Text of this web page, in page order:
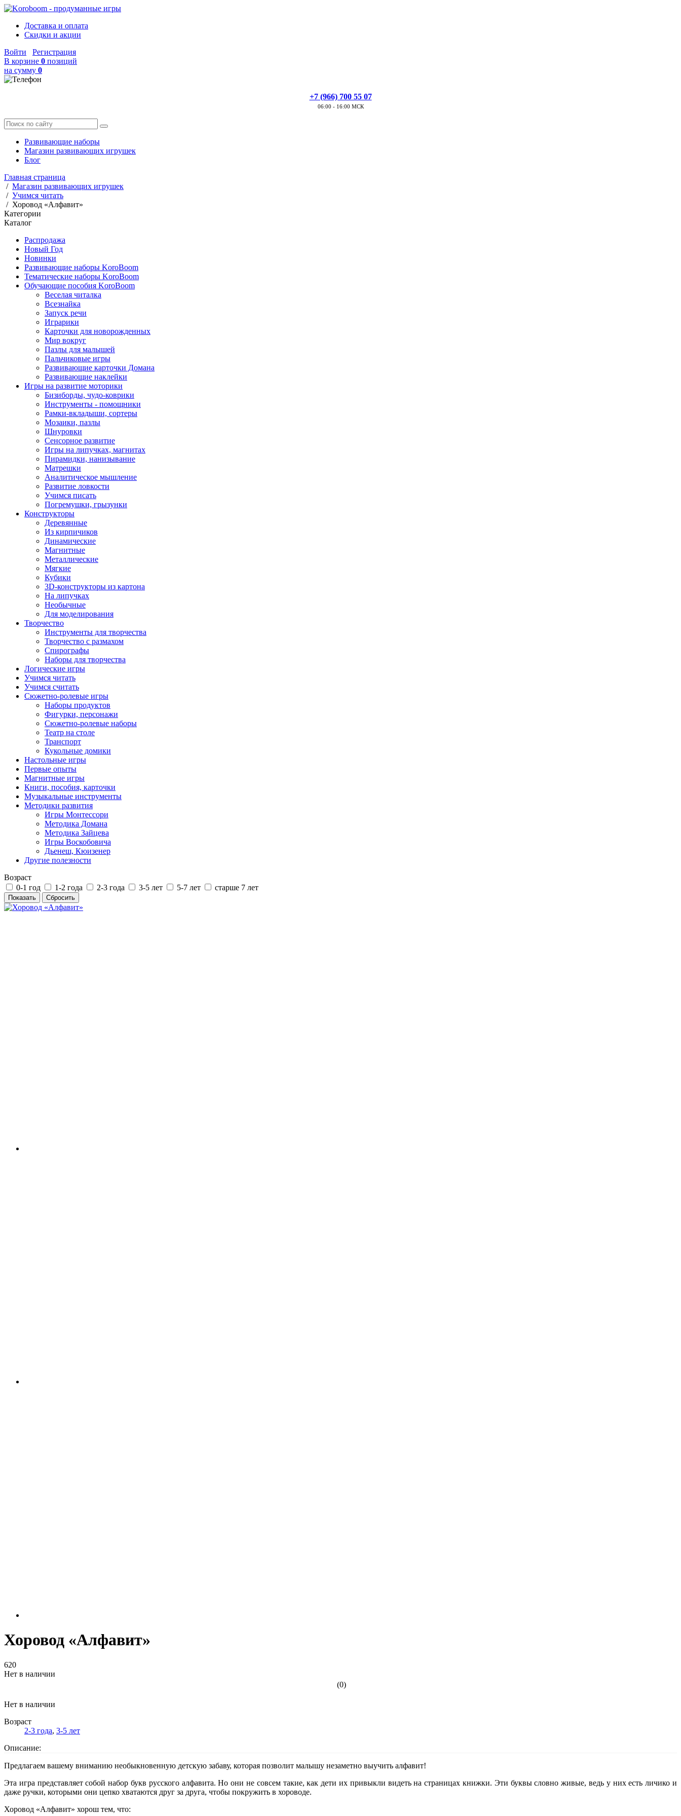
Доставка и оплата
Скидки и акции
Войти
Регистрация
В корзине 0 позиций
на сумму 0
+7 (966) 700 55 07
06:00 - 16:00 МСК
Развивающие наборы
Магазин развивающих игрушек
Блог
Главная страница
/ Магазин развивающих игрушек
/ Учимся читать
/ Хоровод «Алфавит»
Категории
Каталог
Распродажа
Новый Год
Новинки
Развивающие наборы KoroBoom
Тематические наборы KoroBoom
Обучающие пособия KoroBoom
Веселая читалка
Всезнайка
Запуск речи
Играрики
Карточки для новорожденных
Мир вокруг
Пазлы для малышей
Пальчиковые игры
Развивающие карточки Домана
Развивающие наклейки
Игры на развитие моторики
Бизиборды, чудо-коврики
Инструменты - помощники
Рамки-вкладыши, сортеры
Мозаики, пазлы
Шнуровки
Сенсорное развитие
Игры на липучках, магнитах
Пирамидки, нанизывание
Матрешки
Аналитическое мышление
Развитие ловкости
Учимся писать
Погремушки, грызунки
Конструкторы
Деревянные
Из кирпичиков
Динамические
Магнитные
Металлические
Мягкие
Кубики
3D-конструкторы из картона
На липучках
Необычные
Для моделирования
Творчество
Инструменты для творчества
Творчество с размахом
Спирографы
Наборы для творчества
Логические игры
Учимся читать
Учимся считать
Сюжетно-ролевые игры
Наборы продуктов
Фигурки, персонажи
Сюжетно-ролевые наборы
Театр на столе
Транспорт
Кукольные домики
Настольные игры
Первые опыты
Магнитные игры
Книги, пособия, карточки
Музыкальные инструменты
Методики развития
Игры Монтессори
Методика Домана
Методика Зайцева
Игры Воскобовича
Дьенеш, Кюизенер
Другие полезности
Возраст
0-1 год
1-2 года 2-3 года 3-5 лет 5-7 лет старше 7 лет
Хоровод «Алфавит»
620
Нет в наличии
(0)
Нет в наличии
Возраст
2-3 года, 3-5 лет
Описание:
Предлагаем вашему вниманию необыкновенную детскую забаву, которая позволит малышу незаметно выучить алфавит!
Эта игра представляет собой набор букв русского алфавита. Но они не совсем такие, как дети их привыкли видеть на страницах книжки. Эти буквы словно живые, ведь у них есть личико и
даже ручки, которыми они цепко хватаются друг за друга, чтобы покружить в хороводе.
Хоровод «Алфавит» хорош тем, что: